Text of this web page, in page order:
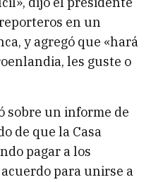
en un
y agregó que «hará
les guste o
sobre un informe de
de que la Casa
pagar a los
para unirse a